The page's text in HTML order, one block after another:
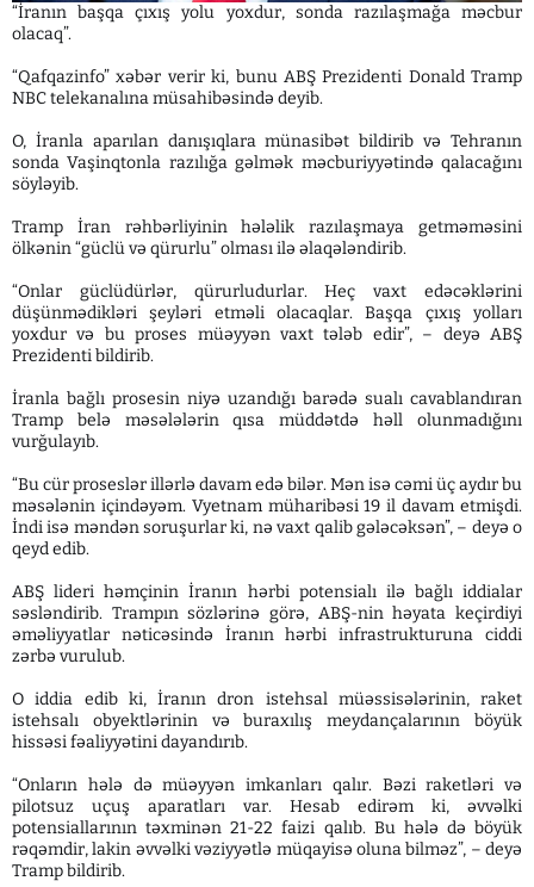
“İranın başqa çıxış yolu yoxdur, sonda razılaşmağa məcbur
olacaq”.
“Qafqazinfo” xəbər verir ki, bunu ABŞ Prezidenti Donald Tramp
NBC telekanalına müsahibəsində deyib.
O, İranla aparılan danışıqlara münasibət bildirib və Tehranın
sonda Vaşinqtonla razılığa gəlmək məcburiyyətində qalacağını
söyləyib.
Tramp İran rəhbərliyinin hələlik razılaşmaya getməməsini
ölkənin “güclü və qürurlu” olması ilə əlaqələndirib.
“Onlar güclüdürlər, qürurludurlar. Heç vaxt edəcəklərini
düşünmədikləri şeyləri etməli olacaqlar. Başqa çıxış yolları
yoxdur və bu proses müəyyən vaxt tələb edir”, – deyə ABŞ
Prezidenti bildirib.
İranla bağlı prosesin niyə uzandığı barədə sualı cavablandıran
Tramp belə məsələlərin qısa müddətdə həll olunmadığını
vurğulayıb.
“Bu cür proseslər illərlə davam edə bilər. Mən isə cəmi üç aydır bu
məsələnin içindəyəm. Vyetnam müharibəsi 19 il davam etmişdi.
İndi isə məndən soruşurlar ki, nə vaxt qalib gələcəksən”, – deyə o
qeyd edib.
ABŞ lideri həmçinin İranın hərbi potensialı ilə bağlı iddialar
səsləndirib. Trampın sözlərinə görə, ABŞ-nin həyata keçirdiyi
əməliyyatlar nəticəsində İranın hərbi infrastrukturuna ciddi
zərbə vurulub.
O iddia edib ki, İranın dron istehsal müəssisələrinin, raket
istehsalı obyektlərinin və buraxılış meydançalarının böyük
hissəsi fəaliyyətini dayandırıb.
“Onların hələ də müəyyən imkanları qalır. Bəzi raketləri və
pilotsuz uçuş aparatları var. Hesab edirəm ki, əvvəlki
potensiallarının təxminən 21-22 faizi qalıb. Bu hələ də böyük
rəqəmdir, lakin əvvəlki vəziyyətlə müqayisə oluna bilməz”, – deyə
Tramp bildirib.